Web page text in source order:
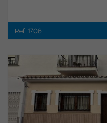
Ref. 1706